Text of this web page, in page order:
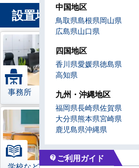
設置場所 から業務用
事務所 レストラン
中国地区
鳥取県島根県岡山県
広島県山口県
四国地区
香川県愛媛県徳島県
高知県
九州・沖縄地区
福岡県長崎県佐賀県
大分県熊本県宮崎県
鹿児島県沖縄県
contact_support ご利用ガイド